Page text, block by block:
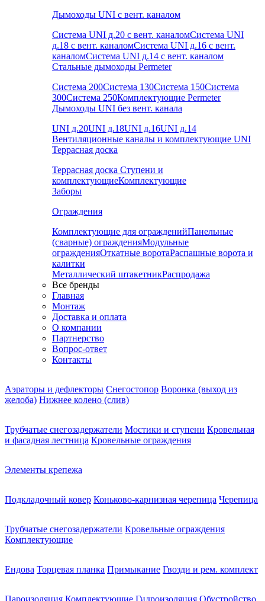
Дымоходы UNI с вент. каналом
Система UNI д.20 с вент. каналомСистема UNI
д.18 с вент. каналомСистема UNI д.16 с вент.
каналомСистема UNI д.14 с вент. каналом
Стальные дымоходы Permeter
Система 200Система 130Система 150Система
300Система 250Комплектующие Permeter
Дымоходы UNI без вент. канала
UNI д.20UNI д.18UNI д.16UNI д.14
Вентиляционные каналы и комплектующие UNI
Террасная доска
Террасная доска Ступени и
комплектующиеКомплектующие
Заборы
Ограждения
Комплектующие для огражденийПанельные
(сварные) огражденияМодульные
огражденияОткатные воротаРаспашные ворота и
калитки
Металлический штакетникРаспродажа
Все бренды
Главная
Монтаж
Доставка и оплата
О компании
Партнерство
Вопрос-ответ
Контакты
Аэраторы и дефлекторы Снегостопор Воронка (выход из
желоба) Нижнее колено (слив)
Трубчатые снегозадержатели Мостики и ступени Кровельная
и фасадная лестница Кровельные ограждения
Элементы крепежа
Подкладочный ковер Коньково-карнизная черепица Черепица
Трубчатые снегозадержатели Кровельные ограждения
Комплектующие
Ендова Торцевая планка Примыкание Гвозди и рем. комплект
Пароизоляция Комплектующие Гидроизоляция Обустройство